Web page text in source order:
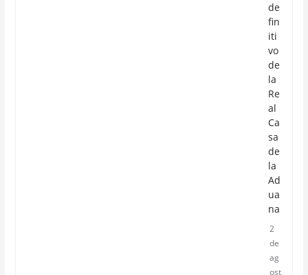
de
fin
iti
vo
de
la
Re
al
Ca
sa
de
la
Ad
ua
na
2
de
ag
ost